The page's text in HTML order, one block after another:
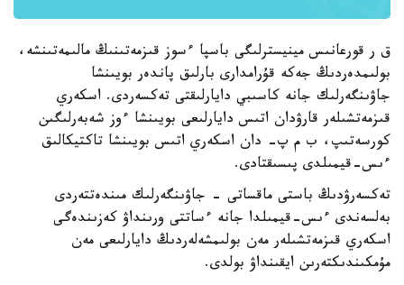
ق ر قورعانىس مينيسترلىگى باسپا ءسوز قىزمەتىنىڭ مالىمەتىنشە،
بولىمدەردىڭ جەكە قۇرامدارى بارلىق پاندەر بويىنشا
جاۋىنگەرلىك جانە كاسىبي دايارلىقتى تەكسەردى. اسكەري
قىزمەتشىلەر قارۋدان اتىس دايارلىعى بويىنشا ءوز شەبەرلىگىن
كورسەتىپ، ب م پ- دان اسكەري اتىس بويىنشا تاكتيكالىق
ءىس-قيمىلدى پىسىقتادى.
تەكسەرۋدىڭ باستى ماقساتى - جاۋىنگەرلىك مىندەتتەردى
بەلسەندى ءىس-قيمىلدا جانە ءساتتى ورىنداۋ كەزىندەگى
اسكەري قىزمەتشىلەر مەن بولىمشەلەردىڭ دايارلىعى مەن
مۇمكىندىكتەرىن ايقىنداۋ بولدى.